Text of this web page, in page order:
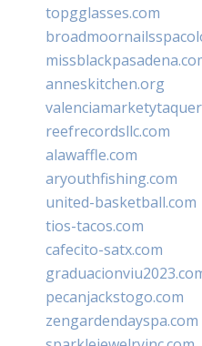
topgglasses.com
anneskitchen.org
reefrecordsllc.com
alawaffle.com
aryouthfishing.com
united-basketball.com
tios-tacos.com
cafecito-satx.com
pecanjackstogo.com
zengardendayspa.com